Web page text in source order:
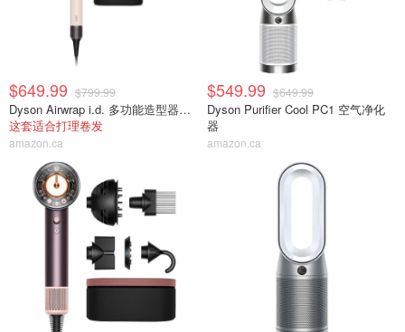
$649.99 $799.99
Dyson Airwrap i.d. 多功能造型器礼盒
这套适合打理卷发
amazon.ca
$549.99 $649.99
Dyson Purifier Cool PC1 空气净化
器
amazon.ca